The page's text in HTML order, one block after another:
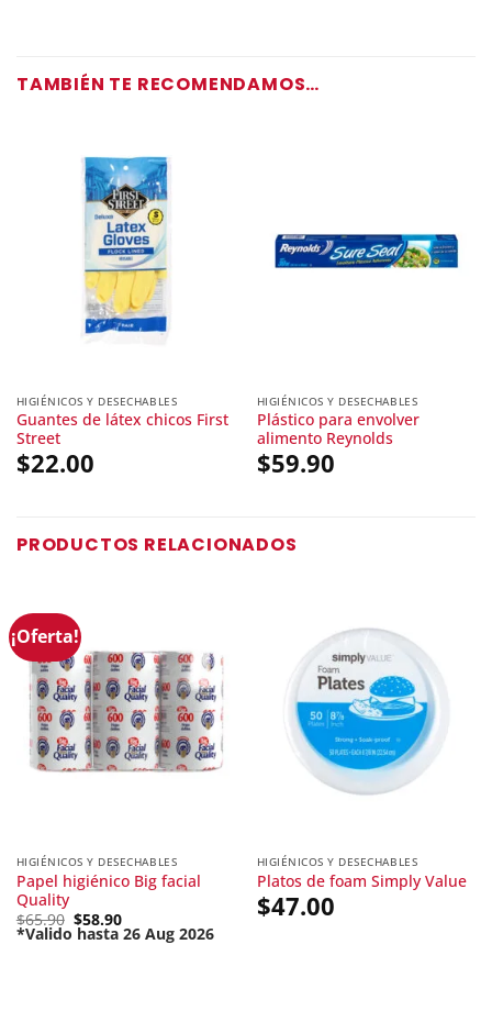
TAMBIÉN TE RECOMENDAMOS…
HIGIÉNICOS Y DESECHABLES
Guantes de látex chicos First
Street
$22.00
HIGIÉNICOS Y DESECHABLES
Plástico para envolver
alimento Reynolds
$59.90
PRODUCTOS RELACIONADOS
¡Oferta!
HIGIÉNICOS Y DESECHABLES
Papel higiénico Big facial
Quality
$65.90 Original
price
was:
$58.90
*Valido hasta 26 Aug 2026
Current
HIGIÉNICOS Y DESECHABLES
Platos de foam Simply Value
$47.00